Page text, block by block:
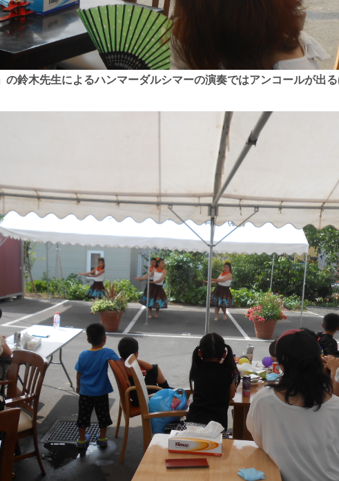
の鈴木先生によるハンマーダルシマーの演奏ではアンコールが出